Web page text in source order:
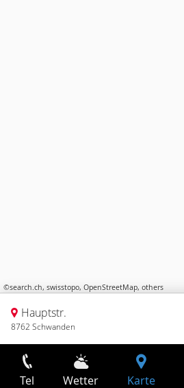
©search.ch, swisstopo, OpenStreetMap, others
Hauptstr.
8762 Schwanden
Tel Wetter Karte